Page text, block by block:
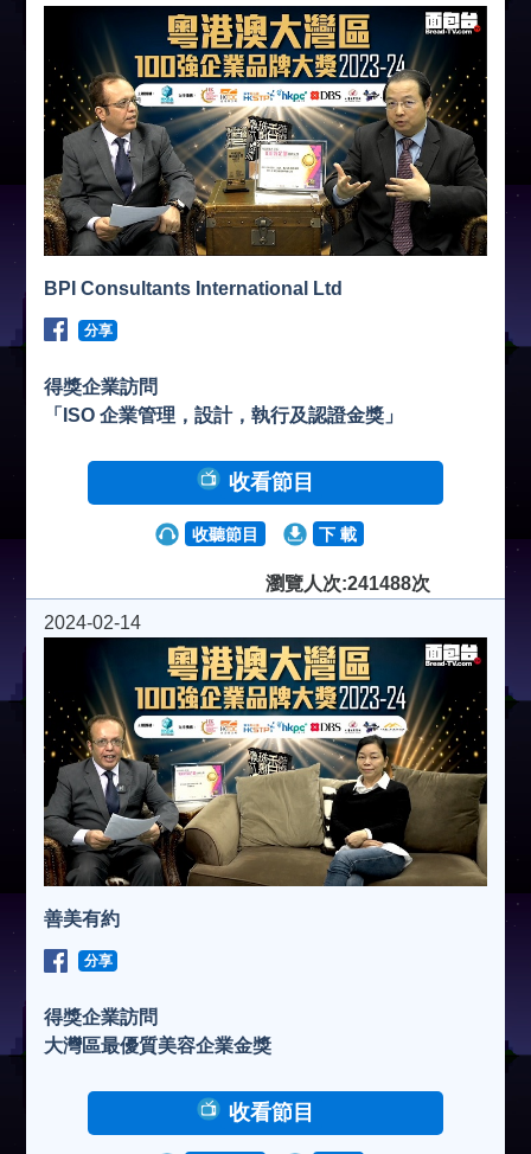
BPI Consultants International Ltd
分享
得獎企業訪問
「ISO 企業管理，設計，執行及認證金獎」
收看節目
收聽節目 下 載
瀏覽人次:241488次
2024-02-14
善美有約
分享
得獎企業訪問
大灣區最優質美容企業金獎
收看節目